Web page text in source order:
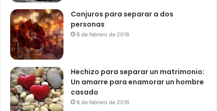
Conjuros para separar a dos
personas
8 de febrero de 2016
Hechizo para separar un matrimonio:
Un amarre para enamorar un hombre
casado
8 de febrero de 2016